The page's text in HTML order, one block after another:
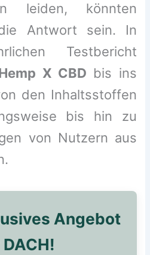
leiden, könnten
Antwort sein. In
Testbericht
X CBD bis ins
den Inhaltsstoffen
bis hin zu
von Nutzern aus
Angebot